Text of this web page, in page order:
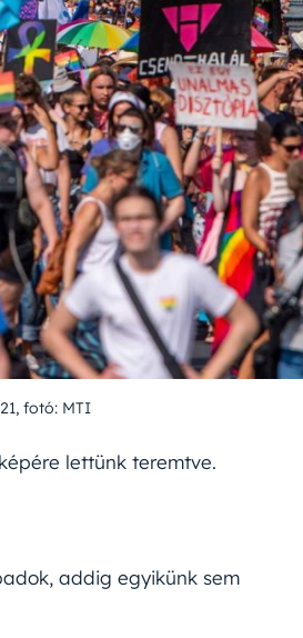
fotó: MTI
lettünk teremtve.
addig egyikünk sem